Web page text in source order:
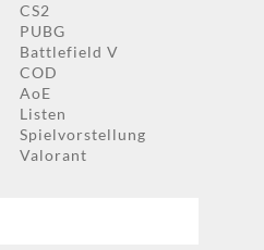
CS2
PUBG
Battlefield V
COD
AoE
Listen
Spielvorstellung
Valorant